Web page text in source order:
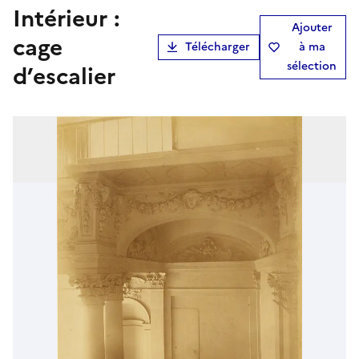
Intérieur :
cage
d’escalier
Télécharger
Ajouter
à ma
sélection